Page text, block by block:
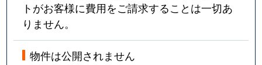
トがお客様に費用をご請求することは一切あ
りません。
物件は公開されません